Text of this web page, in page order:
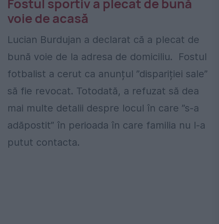
Fostul sportiv a plecat de bună
voie de acasă
Lucian Burdujan a declarat că a plecat de
bună voie de la adresa de domiciliu. Fostul
fotbalist a cerut ca anunțul ”dispariției sale”
să fie revocat. Totodată, a refuzat să dea
mai multe detalii despre locul în care ”s-a
adăpostit” în perioada în care familia nu l-a
putut contacta.